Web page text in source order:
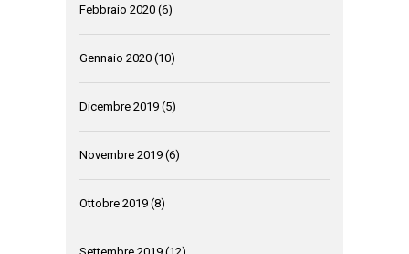
Febbraio 2020 (6)
Gennaio 2020 (10)
Dicembre 2019 (5)
Novembre 2019 (6)
Ottobre 2019 (8)